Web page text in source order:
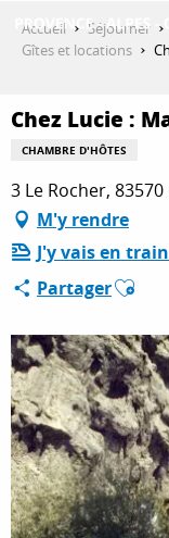
QUE
ESPACE
Accueil Séjourner
Gîtes et locations
Chez Lucie :
CHAMBRE D'HÔTES
3 Le Rocher,
M'y rendre
J'y vais en
Partager